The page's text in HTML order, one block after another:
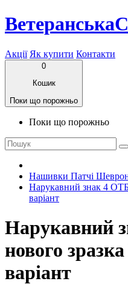
Акції Як купити Контакти
0
Кошик
Поки що порожньо
Поки що порожньо
Нашивки Патчі
Нарукавний знак 4
варіант
Нарукавний
нового
варіант